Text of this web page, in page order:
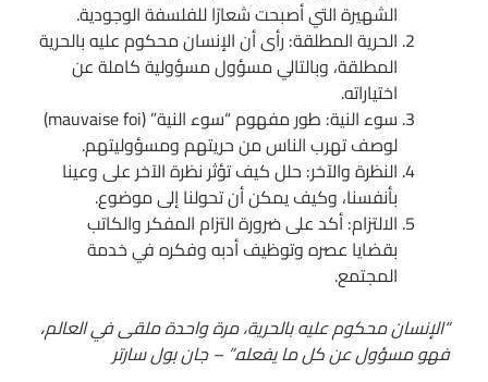
الشهيرة التي أصبحت شعارًا للفلسفة الوجودية.
الحرية المطلقة: رأى أن الإنسان محكوم عليه بالحرية
المطلقة، وبالتالي مسؤول مسؤولية كاملة عن
اختياراته.
سوء النية: طور مفهوم “سوء النية” (mauvaise foi)
لوصف تهرب الناس من حريتهم ومسؤوليتهم.
النظرة والآخر: حلل كيف تؤثر نظرة الآخر على وعينا
بأنفسنا، وكيف يمكن أن تحولنا إلى موضوع.
الالتزام: أكد على ضرورة التزام المفكر والكاتب
بقضايا عصره وتوظيف أدبه وفكره في خدمة
المجتمع.
“الإنسان محكوم عليه بالحرية، مرة واحدة ملقى في العالم،
فهو مسؤول عن كل ما يفعله.” – جان بول سارتر